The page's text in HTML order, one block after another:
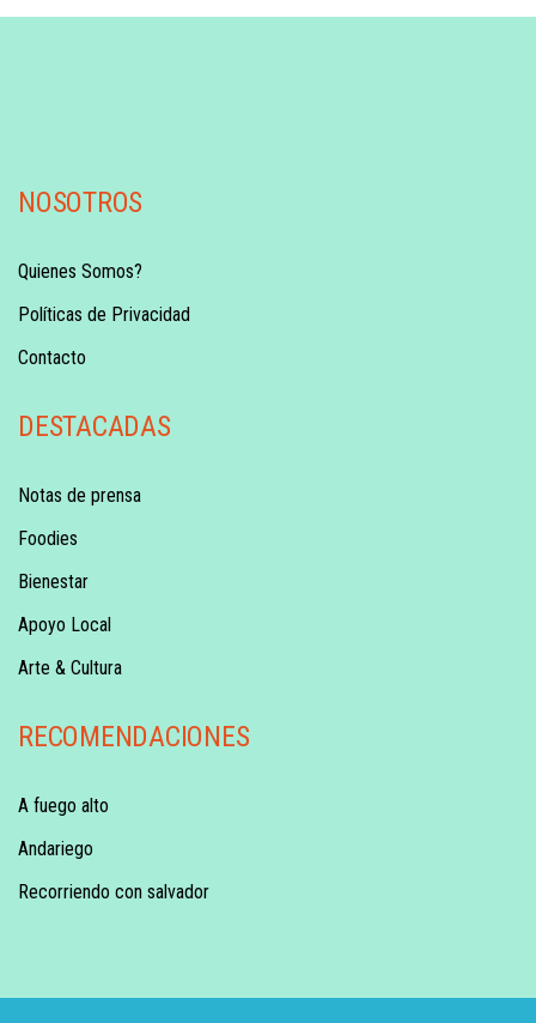
NOSOTROS
Quienes Somos?
Políticas de Privacidad
Contacto
DESTACADAS
Notas de prensa
Foodies
Bienestar
Apoyo Local
Arte & Cultura
RECOMENDACIONES
A fuego alto
Andariego
Recorriendo con salvador